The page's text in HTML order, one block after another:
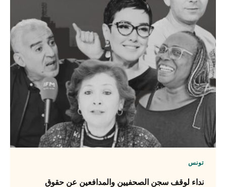
تونس
نداء لوقف سجن الصحفيين والمدافعين عن حقوق